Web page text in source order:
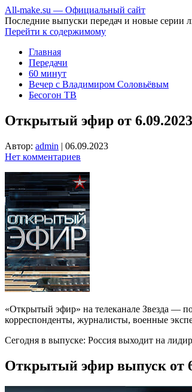
All-make.su — Официальный сайт
Последние выпуски передач и новые серии
Перейти к содержимому
Главная
Передачи
60 минут
Вечер с Владимиром Соловьёвым
Бесогон ТВ
Открытый эфир от 6.09.2023
Автор: admin | 06.09.2023
Нет комментариев
«Открытый эфир» на телеканале Звезда —
корреспонденты, журналисты, военные
Сегодня в выпуске: Россия выходит на
Открытый эфир выпуск от